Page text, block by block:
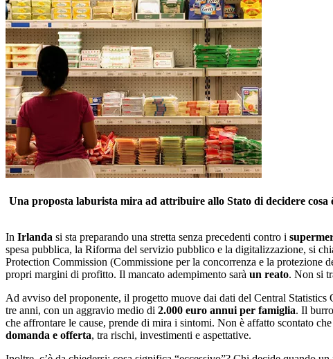
Una proposta laburista mira ad attribuire allo Stato di decidere
In Irlanda si sta preparando una stretta senza precedenti contro i
spesa pubblica, la Riforma del servizio pubblico e la digitalizzazione, si
Protection Commission (Commissione per la concorrenza e la protezione
propri margini di profitto. Il mancato adempimento sarà un reato. Non si
Ad avviso del proponente, il progetto muove dai dati del Central
tre anni, con un aggravio medio di 2.000 euro annui per famiglia. Il
che affrontare le cause, prende di mira i sintomi. Non è affatto scontato
domanda e offerta, tra rischi, investimenti e aspettative.